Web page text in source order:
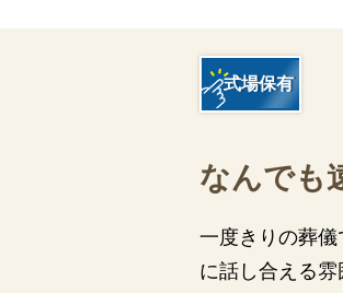
式場保有
なんでも
一度きりの葬
に話し合える